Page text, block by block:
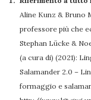
Aline Kunz & Bruno
professore più che
Stephan Lücke &
(a cura di) (2021):
Salamander 2.0 –
formaggio e